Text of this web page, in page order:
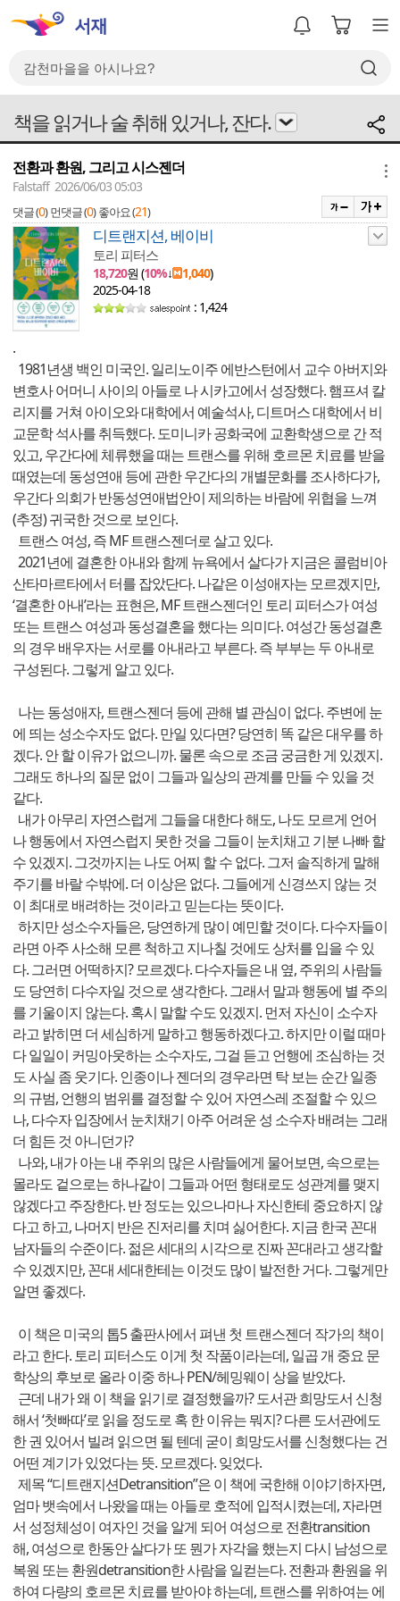
책을 읽거나 술 취해 있거나, 잔다.
전환과 환원, 그리고 시스젠더
Falstaff 2026/06/03 05:03
댓글 (0) 먼댓글 (0) 좋아요 (21)
디트랜지션, 베이비
토리 피터스
18,720원 (10%↓ 1,040)
2025-04-18
: 1,424
.
1981년생 백인 미국인. 일리노이주 에반스턴에서 교수 아버지와
변호사 어머니 사이의 아들로 나 시카고에서 성장했다. 햄프셔 칼
리지를 거쳐 아이오와 대학에서 예술석사, 디트머스 대학에서 비
교문학 석사를 취득했다. 도미니카 공화국에 교환학생으로 간 적
있고, 우간다에 체류했을 때는 트랜스를 위해 호르몬 치료를 받을
때였는데 동성연애 등에 관한 우간다의 개별문화를 조사하다가,
우간다 의회가 반동성연애법안이 제의하는 바람에 위협을 느껴
(추정) 귀국한 것으로 보인다.
트랜스 여성, 즉 MF 트랜스젠더로 살고 있다.
2021년에 결혼한 아내와 함께 뉴욕에서 살다가 지금은 콜럼비아
산타마르타에서 터를 잡았단다. 나같은 이성애자는 모르겠지만,
‘결혼한 아내’라는 표현은, MF 트랜스젠더인 토리 피터스가 여성
또는 트랜스 여성과 동성결혼을 했다는 의미다. 여성간 동성결혼
의 경우 배우자는 서로를 아내라고 부른다. 즉 부부는 두 아내로
구성된다. 그렇게 알고 있다.
나는 동성애자, 트랜스젠더 등에 관해 별 관심이 없다. 주변에 눈
에 띄는 성소수자도 없다. 만일 있다면? 당연히 똑 같은 대우를 하
겠다. 안 할 이유가 없으니까. 물론 속으로 조금 궁금한 게 있겠지.
그래도 하나의 질문 없이 그들과 일상의 관계를 만들 수 있을 것
같다.
내가 아무리 자연스럽게 그들을 대한다 해도, 나도 모르게 언어
나 행동에서 자연스럽지 못한 것을 그들이 눈치채고 기분 나빠 할
수 있겠지. 그것까지는 나도 어찌 할 수 없다. 그저 솔직하게 말해
주기를 바랄 수밖에. 더 이상은 없다. 그들에게 신경쓰지 않는 것
이 최대로 배려하는 것이라고 믿는다는 뜻이다.
하지만 성소수자들은, 당연하게 많이 예민할 것이다. 다수자들이
라면 아주 사소해 모른 척하고 지나칠 것에도 상처를 입을 수 있
다. 그러면 어떡하지? 모르겠다. 다수자들은 내 옆, 주위의 사람들
도 당연히 다수자일 것으로 생각한다. 그래서 말과 행동에 별 주의
를 기울이지 않는다. 혹시 말할 수도 있겠지. 먼저 자신이 소수자
라고 밝히면 더 세심하게 말하고 행동하겠다고. 하지만 이럴 때마
다 일일이 커밍아웃하는 소수자도, 그걸 듣고 언행에 조심하는 것
도 사실 좀 웃기다. 인종이나 젠더의 경우라면 탁 보는 순간 일종
의 규범, 언행의 범위를 결정할 수 있어 자연스레 조절할 수 있으
나, 다수자 입장에서 눈치채기 아주 어려운 성 소수자 배려는 그래
더 힘든 것 아니던가?
나와, 내가 아는 내 주위의 많은 사람들에게 물어보면, 속으로는
몰라도 겉으로는 하나같이 그들과 어떤 형태로도 성관계를 맺지
않겠다고 주장한다. 반 정도는 있으나마나 자신한테 중요하지 않
다고 하고, 나머지 반은 진저리를 치며 싫어한다. 지금 한국 꼰대
남자들의 수준이다. 젊은 세대의 시각으로 진짜 꼰대라고 생각할
수 있겠지만, 꼰대 세대한테는 이것도 많이 발전한 거다. 그렇게만
알면 좋겠다.
이 책은 미국의 톱5 출판사에서 펴낸 첫 트랜스젠더 작가의 책이
라고 한다. 토리 피터스도 이게 첫 작품이라는데, 일곱 개 중요 문
학상의 후보로 올라 이중 하나 PEN/헤밍웨이 상을 받았다.
근데 내가 왜 이 책을 읽기로 결정했을까? 도서관 희망도서 신청
해서 ‘첫빠따’로 읽을 정도로 혹 한 이유는 뭐지? 다른 도서관에도
한 권 있어서 빌려 읽으면 될 텐데 굳이 희망도서를 신청했다는 건
어떤 계기가 있었다는 뜻. 모르겠다. 잊었다.
제목 “디트랜지션Detransition”은 이 책에 국한해 이야기하자면,
엄마 뱃속에서 나왔을 때는 아들로 호적에 입적시켰는데, 자라면
서 성정체성이 여자인 것을 알게 되어 여성으로 전환transition
해, 여성으로 한동안 살다가 또 뭔가 자각을 했는지 다시 남성으로
복원 또는 환원detransition한 사람을 일컫는다. 전환과 환원을 위
하여 다량의 호르몬 치료를 받아야 하는데, 트랜스를 위하여는 에